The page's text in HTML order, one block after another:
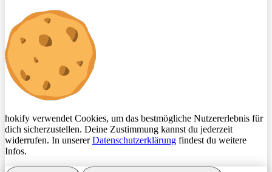
hokify verwendet Cookies, um das bestmögliche Nutzererlebnis für
dich sicherzustellen. Deine Zustimmung kannst du jederzeit
widerrufen. In unsererDatenschutzerklärung findest du weitere
Infos.